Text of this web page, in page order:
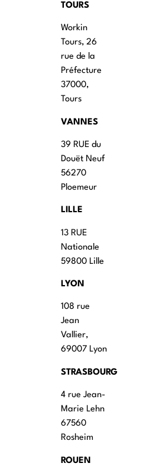
TOURS
Workin
Tours, 26
rue de la
Préfecture
37000,
Tours
VANNES
39 RUE du
Douët Neuf
56270
Ploemeur
LILLE
13 RUE
Nationale
59800 Lille
LYON
108 rue
Jean
Vallier,
69007 Lyon
STRASBOURG
4 rue Jean-
Marie Lehn
67560
Rosheim
ROUEN